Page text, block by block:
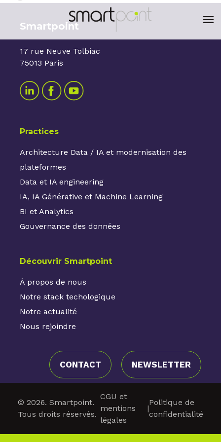
content
Smartpoint
17 rue Neuve Tolbiac
75013 Paris
Practices
Architecture Data / IA et modernisation des
plateformes
Data et IA engineering
IA, IA Générative et Machine Learning
BI et Analytics
Gouvernance des données
Découvrir Smartpoint
À propos de nous
Notre stack techologique
Notre actualité
Nous rejoindre
CONTACT NEWSLETTER
© 2026. Smartpoint.
Tous droits réservés.
CGU et
mentions
légales
|
Politique de
confidentialité